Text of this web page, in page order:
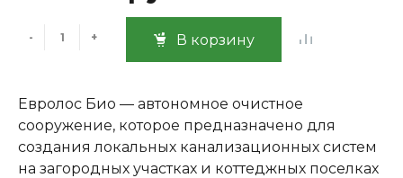
- + В корзину
Евролос Био — автономное очистное
сооружение, которое предназначено для
создания локальных канализационных систем
на загородных участках и коттеджных поселках